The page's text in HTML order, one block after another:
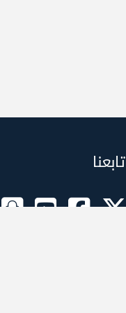
تابعنا